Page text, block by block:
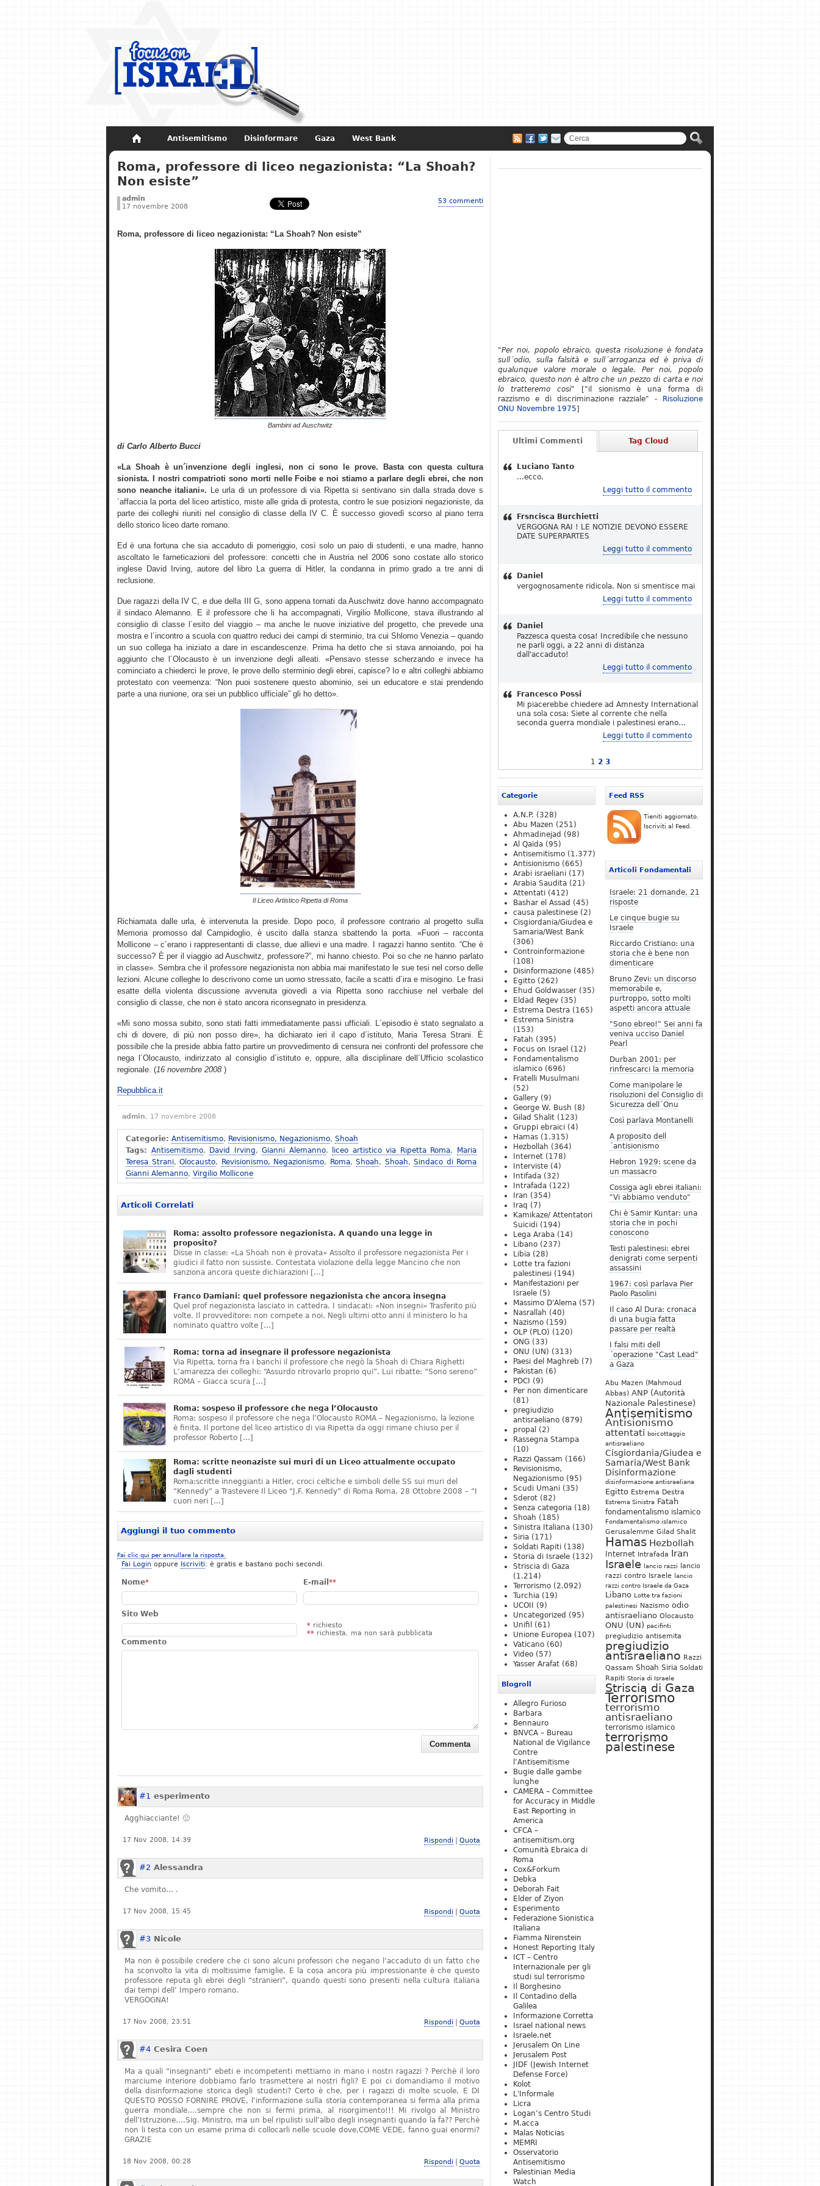
Antisemitismo Disinformare Gaza West Bank
Non dimenticare Storia di Israele
Roma, professore di liceo negazionista: “La Shoah?
Non esiste”
admin
17 novembre 2008
53 commenti
Roma, professore di liceo negazionista: “La Shoah? Non esiste”
Bambini ad Auschwitz
di Carlo Alberto Bucci
«La Shoah è un´invenzione degli inglesi, non ci sono le prove. Basta con questa cultura
sionista. I nostri compatrioti sono morti nelle Foibe e noi stiamo a parlare degli ebrei, che non
sono neanche italiani». Le urla di un professore di via Ripetta si sentivano sin dalla strada dove s
´affaccia la porta del liceo artistico, miste alle grida di protesta, contro le sue posizioni negazioniste, da
parte dei colleghi riuniti nel consiglio di classe della IV C. È successo giovedì scorso al piano terra
dello storico liceo darte romano.
Ed è una fortuna che sia accaduto di pomeriggio, così solo un paio di studenti, e una madre, hanno
ascoltato le farneticazioni del professore: concetti che in Austria nel 2006 sono costate allo storico
inglese David Irving, autore del libro La guerra di Hitler, la condanna in primo grado a tre anni di
reclusione.
Due ragazzi della IV C, e due della III G, sono appena tornati da Auschwitz dove hanno accompagnato
il sindaco Alemanno. E il professore che li ha accompagnati, Virgilio Mollicone, stava illustrando al
consiglio di classe l´esito del viaggio – ma anche le nuove iniziative del progetto, che prevede una
mostra e l´incontro a scuola con quattro reduci dei campi di sterminio, tra cui Shlomo Venezia – quando
un suo collega ha iniziato a dare in escandescenze. Prima ha detto che si stava annoiando, poi ha
aggiunto che l´Olocausto è un invenzione degli alleati. «Pensavo stesse scherzando e invece ha
cominciato a chiederci le prove, le prove dello sterminio degli ebrei, capisce? Io e altri colleghi abbiamo
protestato con veemenza: “Non puoi sostenere questo abominio, sei un educatore e stai prendendo
parte a una riunione, ora sei un pubblico ufficiale” gli ho detto».
Il Liceo Artistico Ripetta di Roma
Richiamata dalle urla, è intervenuta la preside. Dopo poco, il professore contrario al progetto sulla
Memoria promosso dal Campidoglio, è uscito dalla stanza sbattendo la porta. «Fuori – racconta
Mollicone – c´erano i rappresentanti di classe, due allievi e una madre. I ragazzi hanno sentito. “Che è
successo? È per il viaggio ad Auschwitz, professore?”, mi hanno chiesto. Poi so che ne hanno parlato
in classe». Sembra che il professore negazionista non abbia mai manifestato le sue tesi nel corso delle
lezioni. Alcune colleghe lo descrivono come un uomo stressato, facile a scatti d´ira e misogino. Le frasi
esatte della violenta discussione avvenuta giovedì a via Ripetta sono racchiuse nel verbale del
consiglio di classe, che non è stato ancora riconsegnato in presidenza.
«Mi sono mossa subito, sono stati fatti immediatamente passi ufficiali. L´episodio è stato segnalato a
chi di dovere, di più non posso dire», ha dichiarato ieri il capo d´istituto, Maria Teresa Strani. È
possibile che la preside abbia fatto partire un provvedimento di censura nei confronti del professore che
nega l´Olocausto, indirizzato al consiglio d´istituto e, oppure, alla disciplinare dell´Ufficio scolastico
regionale. (16 novembre 2008 )
Repubblica.it
admin, 17 novembre 2008
Categorie: Antisemitismo, Revisionismo, Negazionismo, Shoah
Tags: Antisemitismo, David Irving,Gianni Alemanno, liceo artistico via Ripetta Roma,
Maria
Teresa Strani, Olocausto, Revisionismo, Negazionismo, Roma, Shoah, Shoah, Sindaco di Roma
Gianni Alemanno, Virgilio Mollicone
Articoli Correlati
Roma: assolto professore negazionista. A quando una legge in
proposito?
Disse in classe: «La Shoah non è provata» Assolto il professore negazionista Per i
giudici il fatto non sussiste. Contestata violazione della legge Mancino che non
sanziona ancora queste dichiarazioni […]
Franco Damiani: quel professore negazionista che ancora insegna
Quel prof negazionista lasciato in cattedra. I sindacati: «Non insegni» Trasferito più
volte. Il provveditore: non compete a noi. Negli ultimi otto anni il ministero lo ha
nominato quattro volte […]
Roma: torna ad insegnare il professore negazionista
Via Ripetta, torna fra i banchi il professore che negò la Shoah di Chiara Righetti
L’amarezza dei colleghi: “Assurdo ritrovarlo proprio qui”. Lui ribatte: “Sono sereno”
ROMA – Giacca scura […]
Roma: sospeso il professore che nega l’Olocausto
Roma: sospeso il professore che nega l’Olocausto ROMA – Negazionismo, la lezione
è finita. Il portone del liceo artistico di via Ripetta da oggi rimane chiuso per il
professor Roberto […]
Roma: scritte neonaziste sui muri di un Liceo attualmente occupato
dagli studenti
Roma:scritte inneggianti a Hitler, croci celtiche e simboli delle SS sui muri del
“Kennedy” a Trastevere Il Liceo “J.F. Kennedy” di Roma Roma, 28 Ottobre 2008 – “I
cuori neri […]
Aggiungi il tuo commento
Fai clic qui per annullare la risposta.
Fai Login oppure Iscriviti: è gratis e bastano pochi secondi.
Nome* E-mail **
Sito Web
* richiesto
** richiesta, ma non sarà pubblicata
Commento
#1 esperimento
Agghiacciante! 🙁
17 Nov 2008, 14:39 Rispondi Quota
#2 Alessandra
Che vomito… .
17 Nov 2008, 15:45 Rispondi Quota
#3 Nicole
Ma non è possibile credere che ci sono alcuni professori che negano l’accaduto di un fatto che
ha sconvolto la vita di moltissime famiglie. E la cosa ancora più impressionante è che questo
professore reputa gli ebrei degli “stranieri”, quando questi sono presenti nella cultura italiana
dai tempi dell’ Impero romano.
VERGOGNA!
17 Nov 2008, 23:51 Rispondi Quota
#4 Cesira Coen
Ma a quali “insegnanti” ebeti e incompetenti mettiamo in mano i nostri ragazzi ? Perchè il loro
marciume interiore dobbiamo farlo trasmettere ai nostri figli? E poi ci domandiamo il motivo
della disinformazione storica degli studenti? Certo è che, per i ragazzi di molte scuole, E DI
QUESTO POSSO FORNIRE PROVE, l’informazione sulla storia contemporanea si ferma alla prima
guerra mondiale….sempre che non si fermi prima, al risorgimento!!! Mi rivolgo al Ministro
dell’Istruzione….Sig. Ministro, ma un bel ripulisti sull’albo degli insegnanti quando la fa?? Perchè
non li testa con un esame prima di collocarli nelle scuole dove,COME VEDE, fanno guai enormi?
GRAZIE
18 Nov 2008, 00:28 Rispondi Quota
"Per noi, popolo ebraico, questa risoluzione è fondata
sull´odio, sulla falsità e sull´arroganza ed è priva di
qualunque valore morale o legale. Per noi, popolo
ebraico, questo non è altro che un pezzo di carta e noi
lo tratteremo così" ["il sionismo è una forma di
razzismo e di discriminazione razziale" -
Risoluzione
ONU Novembre 1975]
Ultimi Commenti Tag Cloud
Luciano Tanto
...ecco.
Leggi tutto il commento
Frsncisca Burchietti
VERGOGNA RAI ! LE NOTIZIE DEVONO ESSERE
DATE SUPERPARTES
Leggi tutto il commento
Daniel
vergognosamente ridicola. Non si smentisce mai
Leggi tutto il commento
Daniel
Pazzesca questa cosa! Incredibile che nessuno
ne parli oggi, a 22 anni di distanza
dall'accaduto!
Leggi tutto il commento
Francesco Possi
Mi piacerebbe chiedere ad Amnesty International
una sola cosa: Siete al corrente che nella
seconda guerra mondiale i palestinesi erano…
Leggi tutto il commento
1 2 3
Feed RSS
Tieniti aggiornato.
Iscriviti al Feed.
Articoli Fondamentali
Israele: 21 domande, 21
risposte
Le cinque bugie su
Israele
Riccardo Cristiano: una
storia che è bene non
dimenticare
Bruno Zevi: un discorso
memorabile e,
purtroppo, sotto molti
aspetti ancora attuale
"Sono ebreo!" Sei anni fa
veniva ucciso Daniel
Pearl
Durban 2001: per
rinfrescarci la memoria
Come manipolare le
risoluzioni del Consiglio di
Sicurezza dell´Onu
Così parlava Montanelli
A proposito dell
´antisionismo
Hebron 1929: scene da
un massacro
Cossiga agli ebrei italiani:
"Vi abbiamo venduto"
Chi è Samir Kuntar: una
storia che in pochi
conoscono
Testi palestinesi: ebrei
denigrati come serpenti
assassini
1967: così parlava Pier
Paolo Pasolini
Il caso Al Dura: cronaca
di una bugia fatta
passare per realtà
I falsi miti dell
´operazione "Cast Lead"
a Gaza
Abu Mazen (Mahmoud
Abbas) ANP (Autorità
Nazionale Palestinese)
Antisemitismo
Antisionismo
attentati boicottaggio
antisraeliano
Cisgiordania/Giudea e
Samaria/West Bank
Disinformazione
disinformazione antisraeliana
Egitto Estrema Destra
Estrema Sinistra Fatah
fondamentalismo islamico
Fondamentalismo islamico
Gerusalemme Gilad Shalit
Hamas Hezbollah
Internet Intrafada Iran
Israele lancio razzi
lancio
razzi contro Israele lancio
razzi contro Israele da Gaza
Libano Lotte tra fazioni
palestinesi Nazismo odio
antisraeliano Olocausto
ONU (UN) pacifinti
pregiudizio antisemita
pregiudizio
antisraeliano Razzi
Qassam Shoah Siria Soldati
Rapiti Storia di Israele
Striscia di Gaza
Terrorismo
terrorismo
antisraeliano
terrorismo islamico
terrorismo
palestinese
Categorie
A.N.P. (328)
Abu Mazen (251)
Ahmadinejad (98)
Al Qaida (95)
Antisemitismo (1.377)
Antisionismo (665)
Arabi israeliani (17)
Arabia Saudita (21)
Attentati (412)
Bashar el Assad (45)
causa palestinese (2)
Cisgiordania/Giudea e
Samaria/West Bank
(306)
Controinformazione
(108)
Disinformazione (485)
Egitto (262)
Ehud Goldwasser (35)
Eldad Regev (35)
Estrema Destra (165)
Estrema Sinistra
(153)
Fatah (395)
Focus on Israel (12)
Fondamentalismo
islamico (696)
Fratelli Musulmani
(52)
Gallery (9)
George W. Bush (8)
Gilad Shalit (123)
Gruppi ebraici (4)
Hamas (1.315)
Hezbollah (364)
Internet (178)
Interviste (4)
Intifada (32)
Intrafada (122)
Iran (354)
Iraq (7)
Kamikaze/ Attentatori
Suicidi (194)
Lega Araba (14)
Libano (237)
Libia (28)
Lotte tra fazioni
palestinesi (194)
Manifestazioni per
Israele (5)
Massimo D'Alema (57)
Nasrallah (40)
Nazismo (159)
OLP (PLO) (120)
ONG (33)
ONU (UN) (313)
Paesi del Maghreb (7)
Pakistan (6)
PDCI
(9)
Per non dimenticare
(81)
pregiudizio
antisraeliano (879)
propal (2)
Rassegna Stampa
(10)
Razzi Qassam (166)
Revisionismo,
Negazionismo (95)
Scudi Umani (35)
Sderot (82)
Senza categoria (18)
Shoah (185)
Sinistra Italiana (130)
Siria (171)
Soldati Rapiti (138)
Storia di Israele (132)
Striscia di Gaza
(1.214)
Terrorismo (2.092)
Turchia (19)
UCOII
(9)
Uncategorized (95)
Unifil
(61)
Unione Europea (107)
Vaticano (60)
Video (57)
Yasser Arafat (68)
Blogroll
Allegro Furioso
Barbara
Bennauro
BNVCA – Bureau
National de Vigilance
Contre
l’Antisemitisme
Bugie dalle gambe
lunghe
CAMERA – Committee
for Accuracy in Middle
East Reporting in
America
CFCA –
antisemitism.org
Comunità Ebraica di
Roma
Cox&Forkum
Debka
Deborah Fait
Elder of Ziyon
Esperimento
Federazione Sionistica
Italiana
Fiamma Nirenstein
Honest Reporting Italy
ICT – Centro
Internazionale per gli
studi sul terrorismo
Il Borghesino
Il Contadino della
Galilea
Informazione Corretta
Israel national news
Israele.net
Jerusalem On Line
Jerusalem Post
JIDF (Jewish Internet
Defense Force)
Kolot
L'Informale
Licra
Logan’s Centro Studi
M.acca
Malas Noticias
MEMRI
Osservatorio
Antisemitismo
Palestinian Media
Watch